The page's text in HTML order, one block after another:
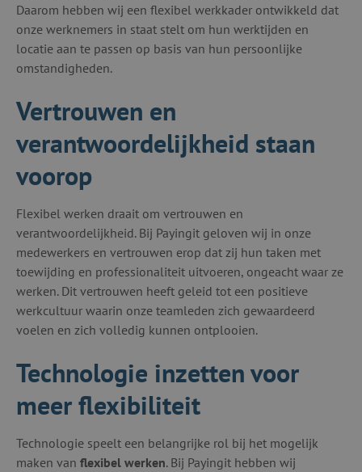
Daarom hebben wij een flexibel werkkader ontwikkeld dat
onze werknemers in staat stelt om hun werktijden en
locatie aan te passen op basis van hun persoonlijke
omstandigheden.
Vertrouwen en
verantwoordelijkheid staan
voorop
Flexibel werken draait om vertrouwen en
verantwoordelijkheid. Bij Payingit geloven wij in onze
medewerkers en vertrouwen erop dat zij hun taken met
toewijding en professionaliteit uitvoeren, ongeacht waar ze
werken. Dit vertrouwen heeft geleid tot een positieve
werkcultuur waarin onze teamleden zich gewaardeerd
voelen en zich volledig kunnen ontplooien.
Technologie inzetten voor
meer flexibiliteit
Technologie speelt een belangrijke rol bij het mogelijk
maken van flexibel werken. Bij Payingit hebben wij